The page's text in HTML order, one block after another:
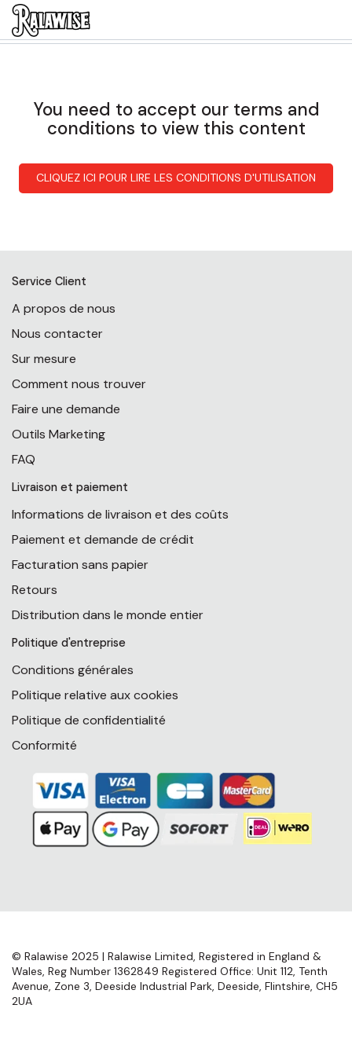
You need to accept our terms and
conditions to view this content
CLIQUEZ ICI POUR LIRE LES CONDITIONS D'UTILISATION
Service Client
A propos de nous
Nous contacter
Sur mesure
Comment nous trouver
Faire une demande
Outils Marketing
FAQ
Livraison et paiement
Informations de livraison et des coûts
Paiement et demande de crédit
Facturation sans papier
Retours
Distribution dans le monde entier
Politique d'entreprise
Conditions générales
Politique relative aux cookies
Politique de confidentialité
Conformité
© Ralawise 2025 | Ralawise Limited, Registered in England &
Wales, Reg Number 1362849 Registered Office: Unit 112, Tenth
Avenue, Zone 3, Deeside Industrial Park, Deeside, Flintshire, CH5
2UA